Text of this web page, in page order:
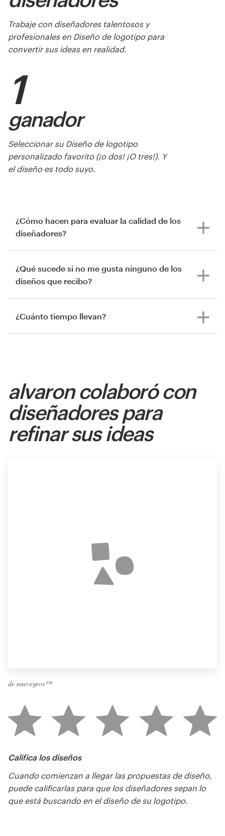
a su vez muestre que Discover Mexico Park es un
lugar de conocimiento, de cultura, de
experiencias reales y autenticas, donde la calidad
de los productos y la excelencia en el servicio son
familia, entretenimiento, sabores, aromas,
colores, picante, auténtico, genuino, único,
Trabaje con diseñadores talentosos y
profesionales en Diseño de logotipo para
convertir sus ideas en realidad.
1
ganador
Seleccionar su Diseño de logotipo
personalizado favorito (¡o dos! ¡O tres!). Y
el diseño es todo suyo.
¿Cómo hacen para evaluar la calidad de los
diseñadores?
¿Qué sucede si no me gusta ninguno de los
diseños que recibo?
¿Cuánto tiempo llevan?
alvaron colaboró con
diseñadores para
refinar sus ideas
de nuevegeos™
Califica los diseños
Cuando comienzan a llegar las propuestas de diseño,
puede calificarlas para que los diseñadores sepan lo
que está buscando en el diseño de su logotipo.